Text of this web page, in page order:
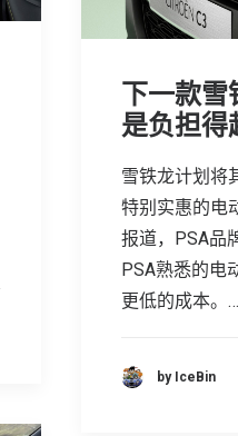
下一款雪
是负担得
雪铁龙计划将
特别实惠的电
报道，PSA品
PSA熟悉的电
更低的成本。…
by IceBin